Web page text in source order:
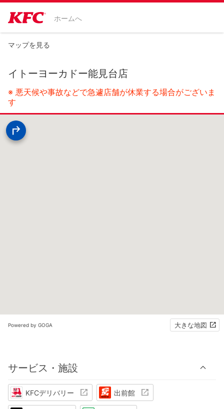
ホームへ
マップを見る
イトーヨーカドー能見台店
※ 悪天候や事故などで急遽店舗が休業する場合がございま
す
Powered by GOGA 大きな地図
サービス・施設
KFCデリバリー 出前館